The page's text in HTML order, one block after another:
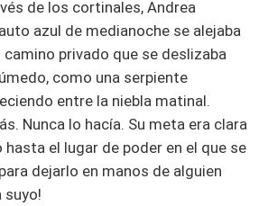
En este juego perverso de amor
saldrá victorioso. ¿Será Andrea,
de los cortinales, Andrea
azul de medianoche se alejaba
privado que se deslizaba
como una serpiente
entre la niebla matinal.
Nunca lo hacía. Su meta era clara
hasta el lugar de poder en el que se
dejarlo en manos de alguien
suyo!